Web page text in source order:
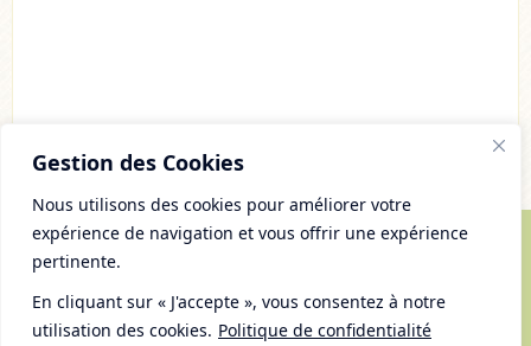
Gestion des Cookies
Nous utilisons des cookies pour améliorer votre
expérience de navigation et vous offrir une expérience
pertinente.
En cliquant sur « J'accepte », vous consentez à notre
utilisation des cookies. Politique de confidentialité
Tous droits réservés